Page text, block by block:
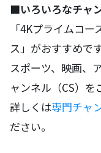
■いろいろなチャ
「4Kプライムコ
ス」がおすすめです
スポーツ、映画、
ャンネル（CS）を
詳しくは専門チャ
ださい。